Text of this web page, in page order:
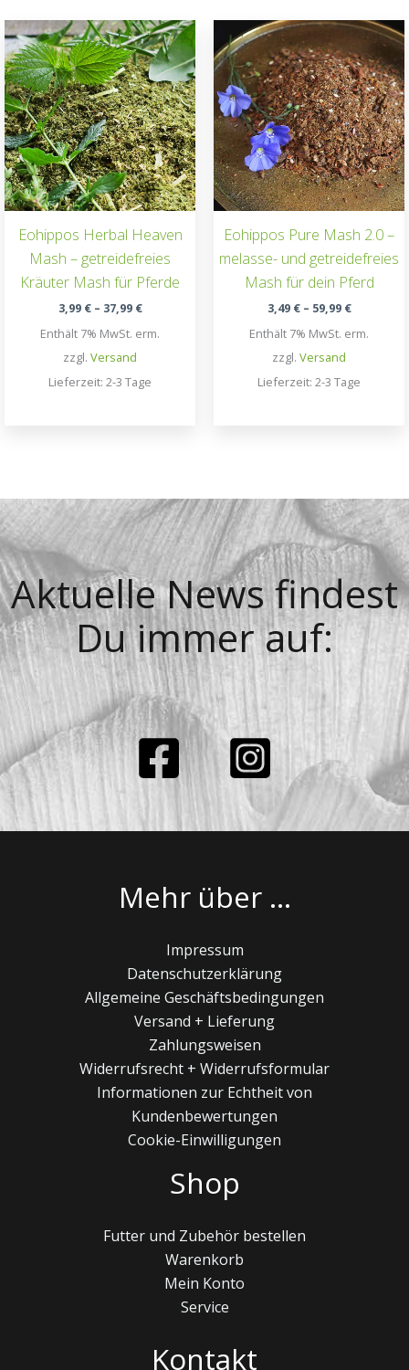
Eohippos Herbal Heaven
Mash – getreidefreies
Kräuter Mash für Pferde
3,99 € – 37,99 €Preisspanne:
bis
Enthält 7% MwSt. erm.
zzgl. Versand
Lieferzeit: 2-3 Tage
Eohippos Pure Mash 2.0 –
melasse- und getreidefreies
Mash für dein Pferd
3,49 € – 59,99 €
bis
Enthält 7% MwSt. erm.
zzgl. Versand
Lieferzeit: 2-3 Tage
Aktuelle News findest
Du immer auf:
Mehr über …
Impressum
Datenschutzerklärung
Allgemeine Geschäftsbedingungen
Versand + Lieferung
Zahlungsweisen
Widerrufsrecht + Widerrufsformular
Informationen zur Echtheit von
Kundenbewertungen
Cookie-Einwilligungen
Shop
Futter und Zubehör bestellen
Warenkorb
Mein Konto
Service
Kontakt